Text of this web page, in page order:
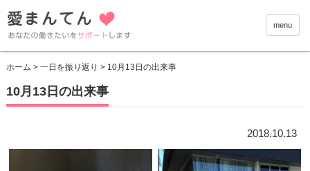
愛まん
menu
ホーム > 一日を振り返り > 10月13日の出来事
10月13日の出来事
2018.10.13